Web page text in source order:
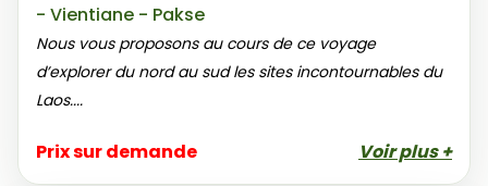
- Vientiane - Pakse
Nous vous proposons au cours de ce voyage
d’explorer du nord au sud les sites incontournables du
Laos....
Prix sur demande Voir plus +